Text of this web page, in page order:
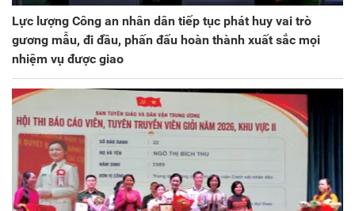
Lực lượng Công an nhân dân tiếp tục phát huy vai trò
gương mẫu, đi đầu, phấn đấu hoàn thành xuất sắc mọi
nhiệm vụ được giao